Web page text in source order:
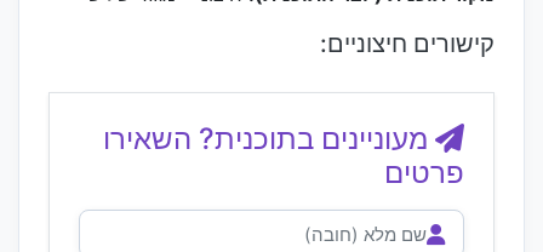
קישורים חיצוניים:
מעוניינים בתוכנית? השאירו
פרטים